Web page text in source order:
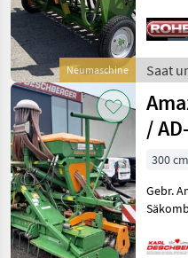
Neumaschine
Saat
Pflege
/
300 cm
Gebr.
aus: